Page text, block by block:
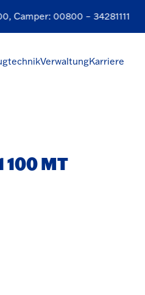
Camper:00800 – 34281111
VerwaltungKarriere
100 MT